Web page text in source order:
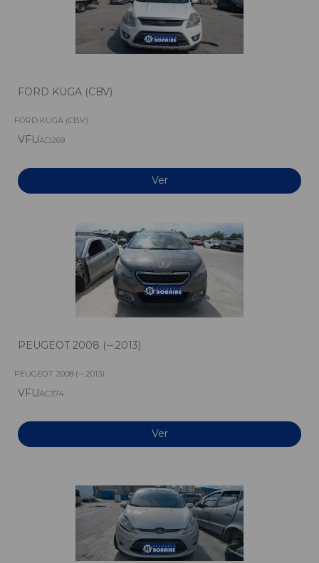
FORD KUGA (CBV)
FORD KUGA (CBV)
VFUAD269
Ver
PEUGEOT 2008 (--.2013)
PEUGEOT 2008 (--.2013)
VFUAC374
Ver